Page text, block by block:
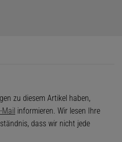
interessieren:
Walzertakt
zu diesem Artikel haben,
Mail informieren. Wir lesen Ihre
dass wir nicht jede